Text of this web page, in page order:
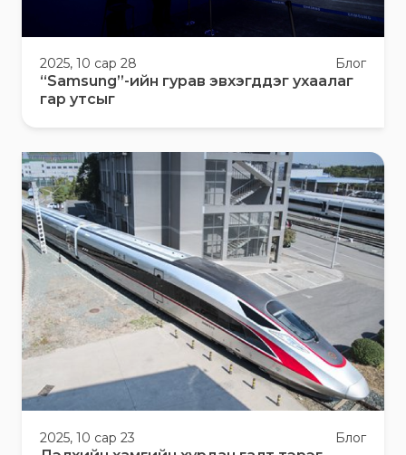
2025, 10 сар 28 Блог
“Samsung”-ийн гурав эвхэгддэг ухаалаг
гар утсыг
2025, 10 сар 23 Блог